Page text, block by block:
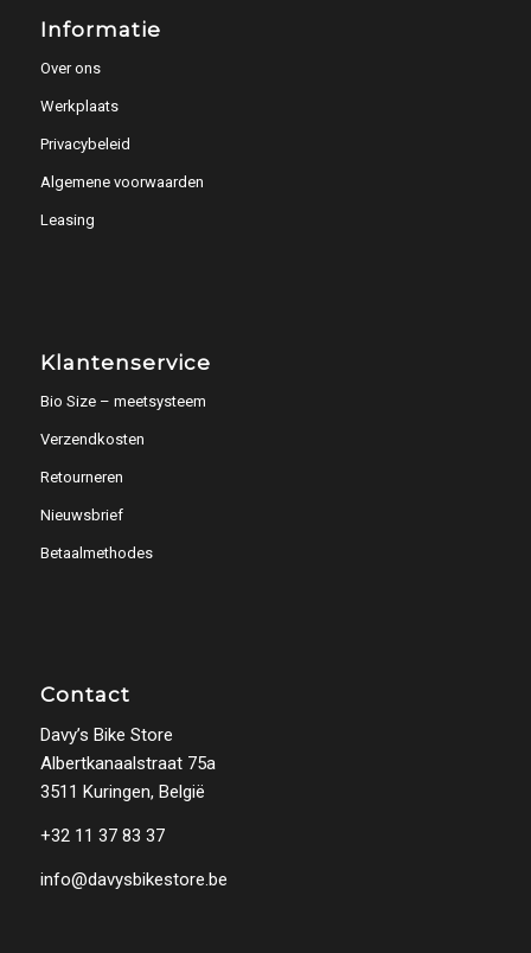
Informatie
Over ons
Werkplaats
Privacybeleid
Algemene voorwaarden
Leasing
Klantenservice
Bio Size – meetsysteem
Verzendkosten
Retourneren
Nieuwsbrief
Betaalmethodes
Contact
Davy’s Bike Store
Albertkanaalstraat 75a
3511 Kuringen, België
+32 11 37 83 37
info@davysbikestore.be